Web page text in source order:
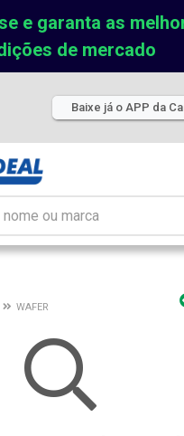
e garanta as
de mercado
Baixe já o APP da
WAFER